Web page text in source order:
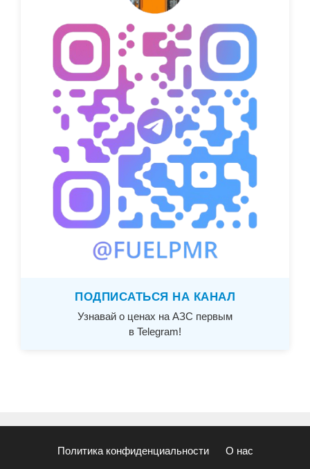
ПОДПИСАТЬСЯ НА КАНАЛ
Узнавай о ценах на АЗС первым
в Telegram!
Политика конфиденциальности О нас